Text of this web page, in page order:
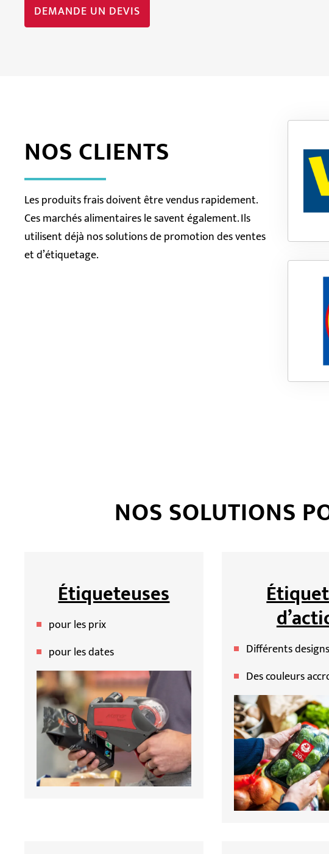
DEMANDE UN DEVIS
NOS CLIENTS
Les produits frais doivent être vendus rapidement.
Ces marchés alimentaires le savent également. Ils
utilisent déjà nos solutions de promotion des ventes
et d’étiquetage.
NOS SOLUTIONS
Étiqueteuses
pour les prix
pour les dates
Différents designs
Des couleurs